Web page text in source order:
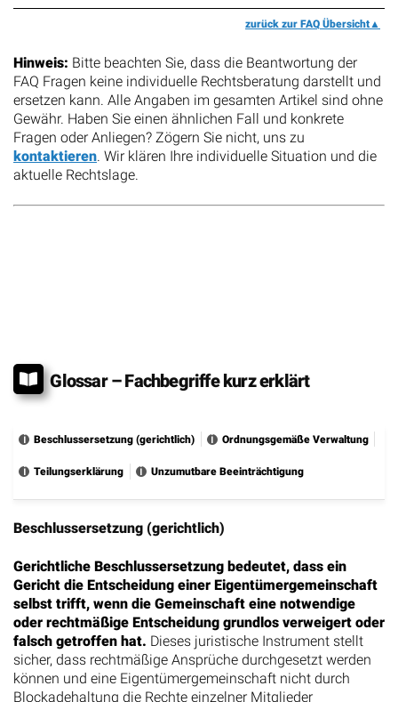
zurück zur FAQ Übersicht
Hinweis: Bitte beachten Sie, dass die Beantwortung der
FAQ Fragen keine individuelle Rechtsberatung darstellt und
ersetzen kann. Alle Angaben im gesamten Artikel sind ohne
Gewähr. Haben Sie einen ähnlichen Fall und konkrete
Fragen oder Anliegen? Zögern Sie nicht, uns zu
kontaktieren. Wir klären Ihre individuelle Situation und die
aktuelle Rechtslage.
Glossar – Fachbegriffe kurz erklärt
Beschlussersetzung (gerichtlich) Ordnungsgemäße Verwaltung
Teilungserklärung Unzumutbare Beeinträchtigung
Beschlussersetzung (gerichtlich)
Gerichtliche Beschlussersetzung bedeutet, dass ein
Gericht die Entscheidung einer Eigentümergemeinschaft
selbst trifft, wenn die Gemeinschaft eine notwendige
oder rechtmäßige Entscheidung grundlos verweigert oder
falsch getroffen hat. Dieses juristische Instrument stellt
sicher, dass rechtmäßige Ansprüche durchgesetzt werden
können und eine Eigentümergemeinschaft nicht durch
Blockadehaltung die Rechte einzelner Mitglieder